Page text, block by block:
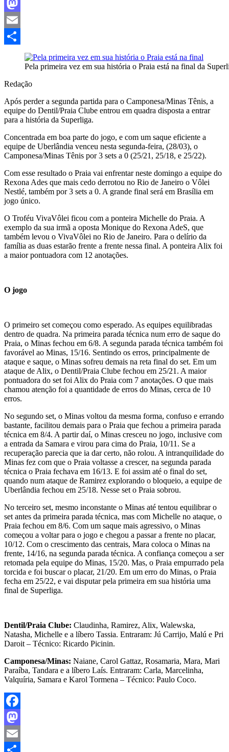
Facebook
Mastodon
Email
Pela primeira vez em sua história o Praia está na final da
Redação
Após perder a segunda partida para o Camponesa/Minas Tênis, a
equipe do Dentil/Praia Clube entrou em quadra disposta a entrar
para a história da Superliga.
Concentrada em boa parte do jogo, e com um saque eficiente a
equipe de Uberlândia venceu nesta segunda-feira, (28/03), o
Camponesa/Minas Tênis por 3 sets a 0 (25/21, 25/18, e 25/22).
Com esse resultado o Praia vai enfrentar neste domingo a equipe do
Rexona Ades que mais cedo derrotou no Rio de Janeiro o Vôlei
Nestlé, também por 3 sets a 0. A grande final será em Brasília em
jogo único.
O Troféu VivaVôlei ficou com a ponteira Michelle do Praia. A
exemplo da sua irmã a oposta Monique do Rexona AdeS, que
também levou o VivaVôlei no Rio de Janeiro. Para o delírio da
família as duas estarão frente a frente nessa final. A ponteira Alix foi
a maior pontuadora com 12 anotações.
O jogo
O primeiro set começou como esperado. As equipes equilibradas
dentro de quadra. Na primeira parada técnica num erro de saque do
Praia, o Minas fechou em 6/8. A segunda parada técnica também foi
favorável ao Minas, 15/16. Sentindo os erros, principalmente de
ataque e saque, o Minas sofreu demais na reta final do set. Em um
ataque de Alix, o Dentil/Praia Clube fechou em 25/21. A maior
pontuadora do set foi Alix do Praia com 7 anotações. O que mais
chamou atenção foi a quantidade de erros do Minas, cerca de 10
erros.
No segundo set, o Minas voltou da mesma forma, confuso e errando
bastante, facilitou demais para o Praia que fechou a primeira parada
técnica em 8/4. A partir daí, o Minas cresceu no jogo, inclusive com
a entrada da Samara e virou para cima do Praia, 10/11. Se a
recuperação parecia que ia dar certo, não rolou. A intranquilidade do
Minas fez com que o Praia voltasse a crescer, na segunda parada
técnica o Praia fechava em 16/13. E foi assim até o final do set,
quando num ataque de Ramirez explorando o bloqueio, a equipe de
Uberlândia fechou em 25/18. Nesse set o Praia sobrou.
No terceiro set, mesmo inconstante o Minas até tentou equilibrar o
set antes da primeira parada técnica, mas com Michelle no ataque, o
Praia fechou em 8/6. Com um saque mais agressivo, o Minas
começou a voltar para o jogo e chegou a passar a frente no placar,
10/12. Com o crescimento das centrais, Mara coloca o Minas na
frente, 14/16, na segunda parada técnica. A confiança começou a ser
retomada pela equipe do Minas, 15/20. Mas, o Praia empurrado pela
torcida e foi buscar o placar, 21/20. Em um erro do Minas, o Praia
fecha em 25/22, e vai disputar pela primeira em sua história uma
final de Superliga.
Dentil/Praia Clube: Claudinha, Ramirez, Alix, Walewska,
Natasha, Michelle e a líbero Tassia. Entraram: Jú Carrijo, Malú e Pri
Daroit – Técnico: Ricardo Picinin.
Camponesa/Minas: Naiane, Carol Gattaz, Rosamaria, Mara, Mari
Paraíba, Tandara e a líbero Laís. Entraram: Carla, Marcelinha,
Valquíria, Samara e Karol Tormena – Técnico: Paulo Coco.
Facebook
Mastodon
Email